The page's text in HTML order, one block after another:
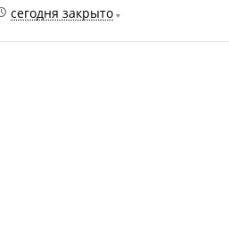
сегодня закрыто